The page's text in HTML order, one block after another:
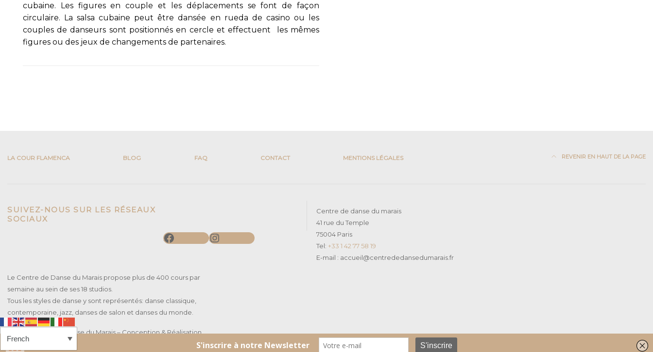
cubaine. Les figures en couple et les déplacements se font de façon
circulaire. La salsa cubaine peut être dansée en rueda de casino ou les
couples de danseurs sont positionnés en cercle et effectuent les mêmes
figures ou des jeux de changements de partenaires.
LA COUR FLAMENCA BLOG FAQ CONTACT MENTIONS LÉGALES REVENIR EN HAUT DE LA PAGE
SUIVEZ-NOUS SUR LES RÉSEAUX
SOCIAUX
FacebookInstagram
Centre de danse du marais
41 rue du Temple
75004 Paris
Tel: +33 1 42 77 58 19
E-mail : accueil@centrededansedumarais.fr
Le Centre de Danse du Marais propose plus de 400 cours par
semaine au sein de ses 18 studios.
Tous les styles de danse y sont représentés: danse classique,
contemporaine, jazz, danses de salon et danses du monde.
© 2025 Centre de Danse du Marais – Conception & Réalisation
FRESH– Copyright Photos : Gianni Giardinelli